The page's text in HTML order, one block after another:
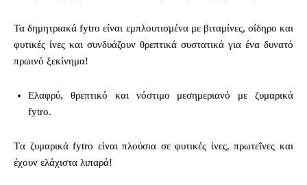
Τα δημητριακά fytro είναι εμπλουτισμένα με βιταμίνες, σίδηρο και
φυτικές ίνες και συνδυάζουν θρεπτικά συστατικά για ένα δυνατό
πρωινό ξεκίνημα!
Ελαφρύ, θρεπτικό και νόστιμο μεσημεριανό με ζυμαρικά
fytro.
Tα ζυμαρικά fytro είναι πλούσια σε φυτικές ίνες, πρωτεΐνες και
έχουν ελάχιστα λιπαρά!